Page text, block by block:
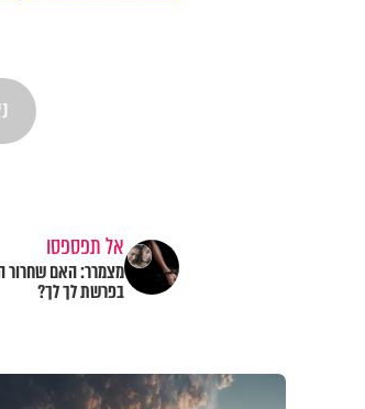
אל תפספסו
מצמרר: האם שחרור
בפרשת לך לך?